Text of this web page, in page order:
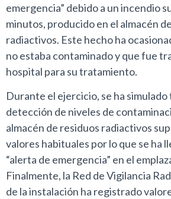
emergencia” debido a un incendio
minutos, producido en el almacén
radiactivos. Este hecho ha
no estaba contaminado y que fue
hospital para su tratamiento.
Durante el ejercicio, se ha simulado
detección de niveles de
almacén de residuos radiactivos
valores habituales por lo que se ha
“alerta de emergencia” en el
Finalmente, la Red de Vigilancia
de la instalación ha registrado